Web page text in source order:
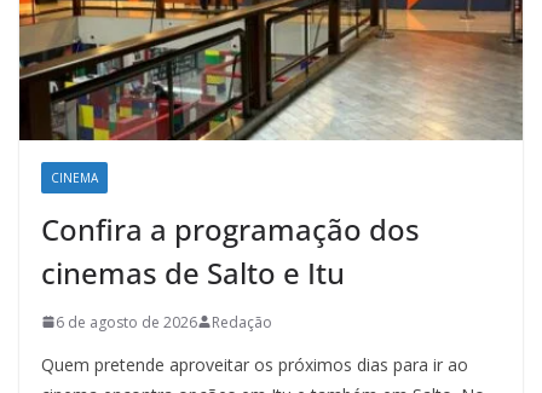
CINEMA
Confira a programação dos
cinemas de Salto e Itu
6 de agosto de 2026 Redação
Quem pretende aproveitar os próximos dias para ir ao